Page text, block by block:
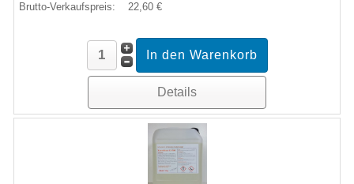
Brutto-Verkaufspreis: 22,60 €
Details